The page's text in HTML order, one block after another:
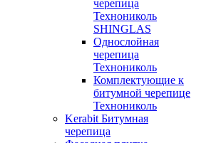
черепица
Технониколь
SHINGLAS
Однослойная
черепица
Технониколь
Комплектующие к
битумной черепице
Технониколь
Kerabit Битумная
черепица